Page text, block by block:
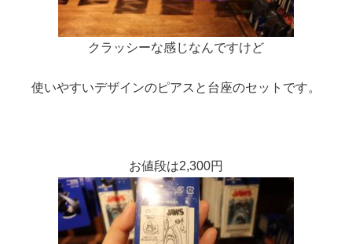
クラッシーな感じなんですけど
使いやすいデザインのピアスと台座のセットです。
お値段は2,300円